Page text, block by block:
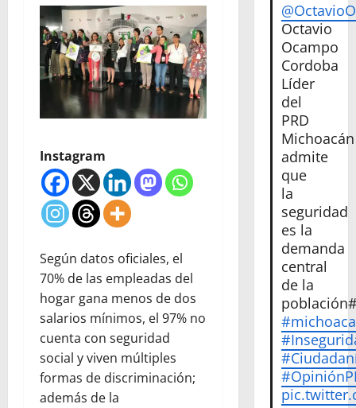
Instagram
Según datos oficiales, el
70% de las empleadas del
hogar gana menos de dos
salarios mínimos, el 97% no
cuenta con seguridad
social y viven múltiples
formas de discriminación;
además de la
Octavio
Ocampo
Cordoba
Líder
del
PRD
Michoacán
admite
que
la
seguridad
es la
demanda
central
de la